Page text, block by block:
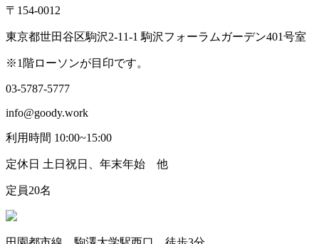
〒154-0012
東京都世田谷区駒沢2-11-1 駒沢フォーラムガーデン401号室
※1階ローソンが目印です。
03-5787-5777
info@goody.work
利用時間 10:00~15:00
定休日 土日祝日、年末年始 他
定員20名